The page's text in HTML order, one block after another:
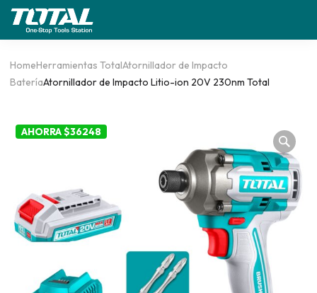
HomeHerramientas TotalAtornillador de Impacto
BateríaAtornillador de Impacto Litio-ion 20V 230nm Total
AHORRA $36248